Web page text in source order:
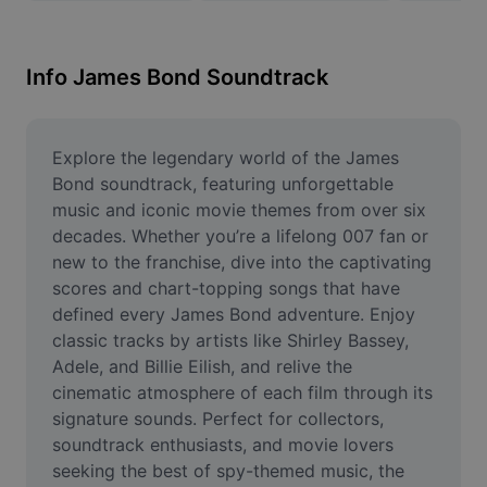
Bildgröße ändern
Online-Fotoeditor
Meme-Generator
AI Text Remover
AI People Remover
AI Inpainting
Face Cutout
Info James Bond Soundtrack
Explore the legendary world of the James
Bond soundtrack, featuring unforgettable
music and iconic movie themes from over six
decades. Whether you’re a lifelong 007 fan or
new to the franchise, dive into the captivating
scores and chart-topping songs that have
defined every James Bond adventure. Enjoy
classic tracks by artists like Shirley Bassey,
Adele, and Billie Eilish, and relive the
cinematic atmosphere of each film through its
signature sounds. Perfect for collectors,
soundtrack enthusiasts, and movie lovers
seeking the best of spy-themed music, the